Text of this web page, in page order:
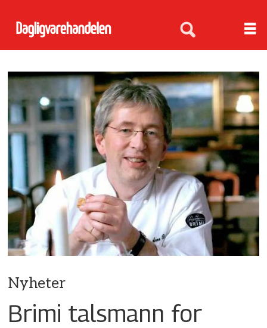
Nyheter
Brimi talsmann for